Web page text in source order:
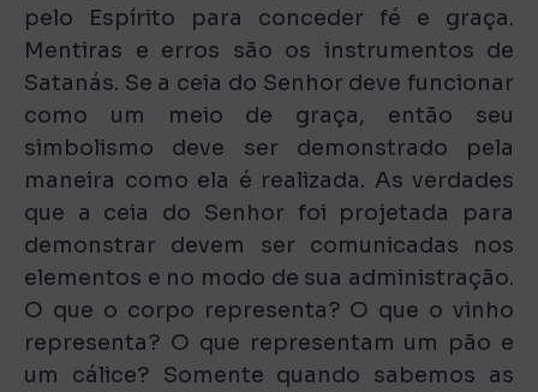
pelo Espírito para conceder fé e graça.
Mentiras e erros são os instrumentos de
Satanás. Se a ceia do Senhor deve funcionar
como um meio de graça, então seu
simbolismo deve ser demonstrado pela
maneira como ela é realizada. As verdades
que a ceia do Senhor foi projetada para
demonstrar devem ser comunicadas nos
elementos e no modo de sua administração.
O que o corpo representa? O que o vinho
representa? O que representam um pão e
um cálice? Somente quando sabemos as